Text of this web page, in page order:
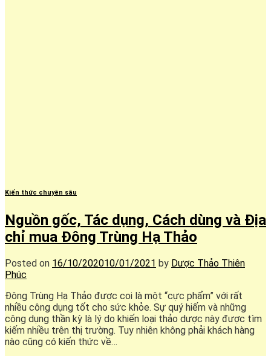
Kiến thức chuyên sâu
Nguồn gốc, Tác dụng, Cách dùng và Địa
chỉ mua Đông Trùng Hạ Thảo
Posted on 16/10/202010/01/2021 by Dược Thảo Thiên
Phúc
Đông Trùng Hạ Thảo được coi là một “cực phẩm” với rất
nhiều công dụng tốt cho sức khỏe. Sự quý hiếm và những
công dụng thần kỳ là lý do khiến loại thảo dược này được tìm
kiếm nhiều trên thị trường. Tuy nhiên không phải khách hàng
nào cũng có kiến thức về…